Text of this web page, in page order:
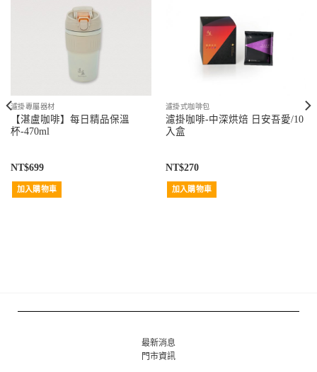
濾掛專屬器材
【湛盧咖啡】每日精品保溫
杯-470ml
NT$699
加入購物車
濾掛式咖啡包
濾掛咖啡-中深烘焙 日安吾愛/10
入盒
NT$270
加入購物車
最新消息
門市資訊